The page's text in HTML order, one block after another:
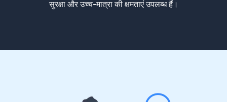
सुरक्षा और उच्च-मात्रा की क्षमताएं उपलब्ध हैं।